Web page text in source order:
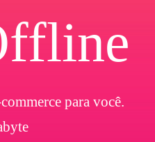
para você.